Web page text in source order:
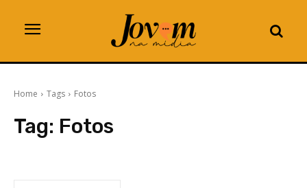
Home Tags Fotos
Tag: Fotos